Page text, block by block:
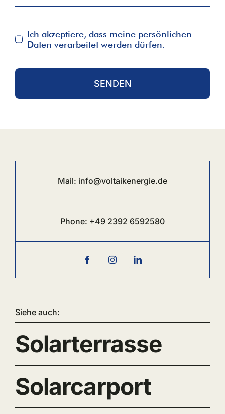
Ich akzeptiere, dass meine persönlichen
Daten verarbeitet werden dürfen.
SENDEN
Mail: info@voltaikenergie.de
Phone: +49 2392 6592580
Siehe auch:
Solarterrasse
Solarcarport